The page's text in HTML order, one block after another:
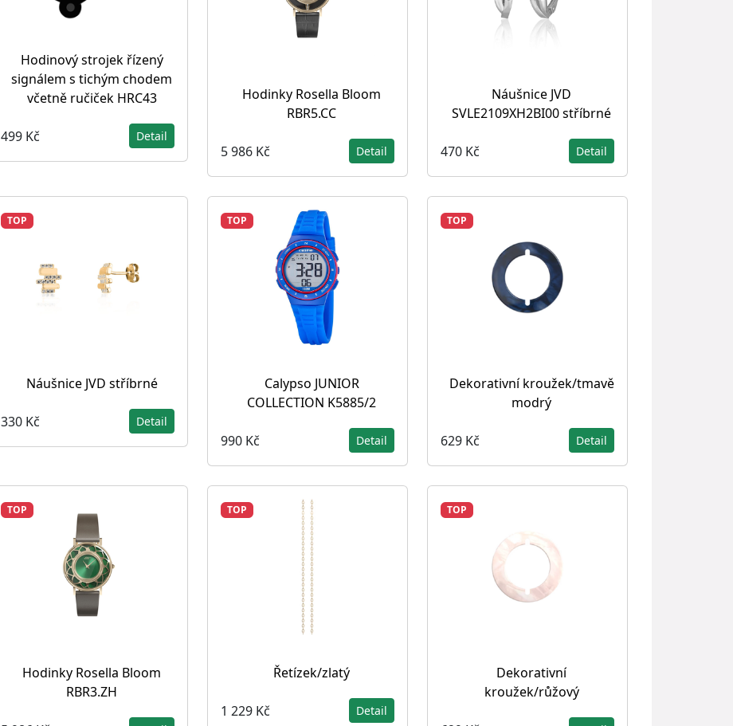
Hodinový strojek řízený
signálem s tichým chodem
včetně ručiček HRC43
499 Kč Detail
Hodinky Rosella Bloom
RBR5.CC
5 986 Kč Detail
Náušnice JVD
SVLE2109XH2BI00 stříbrné
470 Kč Detail
TOP
Náušnice JVD stříbrné
330 Kč Detail
TOP
Calypso JUNIOR
COLLECTION K5885/2
990 Kč Detail
TOP
Dekorativní kroužek/tmavě
modrý
629 Kč Detail
TOP
Hodinky Rosella Bloom
RBR3.ZH
TOP
Řetízek/zlatý
1 229 Kč Detail
TOP
Dekorativní
kroužek/růžový